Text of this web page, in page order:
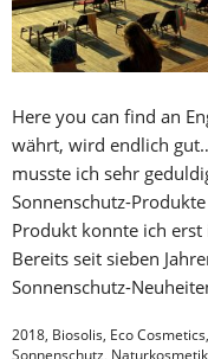
Here you can find an
währt, wird endlich
musste ich sehr
Sonnenschutz-
Produkt konnte ich erst
Bereits seit sieben
Sonnenschutz-
2018, Biosolis, Eco Cosmetics,
Sonnenschutz, Naturkosmetik